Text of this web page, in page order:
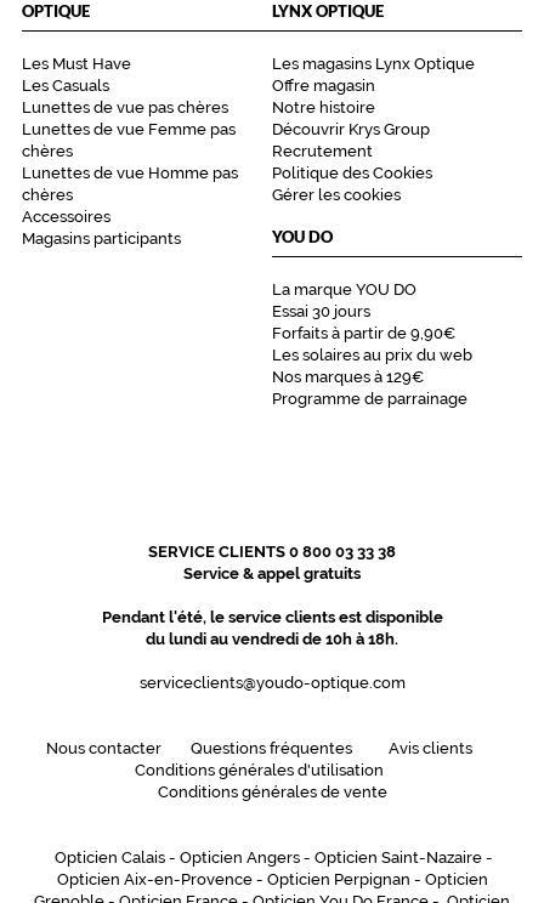
OPTIQUE
Les Must Have
Les Casuals
Lunettes de vue pas chères
Lunettes de vue Femme pas
chères
Lunettes de vue Homme pas
chères
Accessoires
Magasins participants
LYNX OPTIQUE
Les magasins Lynx Optique
Offre magasin
Notre histoire
Découvrir Krys Group
Recrutement
Politique des Cookies
Gérer les cookies
YOU DO
La marque YOU DO
Essai 30 jours
Forfaits à partir de 9,90€
Les solaires au prix du web
Nos marques à 129€
Programme de parrainage
SERVICE CLIENTS 0 800 03 33 38
Service & appel gratuits
Pendant l'été, le service clients est disponible
du lundi au vendredi de 10h à 18h.
serviceclients@youdo-optique.com
Nous contacter Questions fréquentes
Avis clients
Conditions générales d'utilisation
Conditions générales de vente
Opticien Calais - Opticien Angers - Opticien Saint-Nazaire -
Opticien Aix-en-Provence- Opticien Perpignan - Opticien